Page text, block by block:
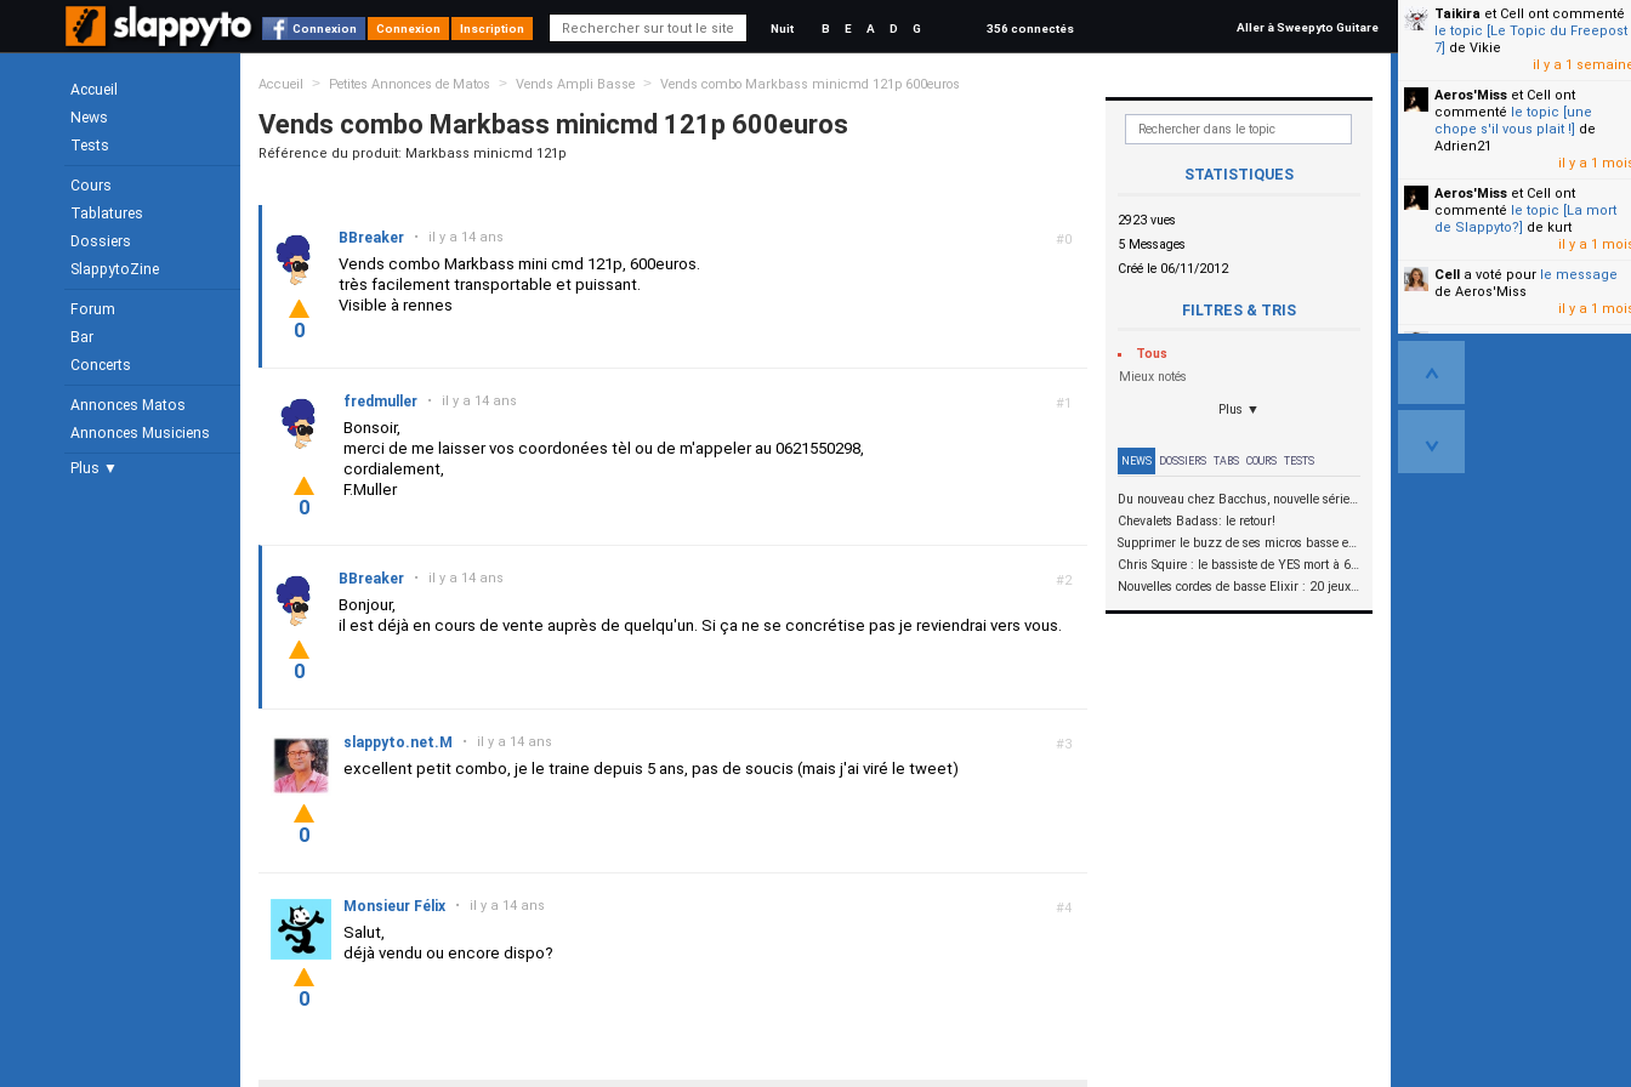
Connexion Connexion Inscription Nuit B E A D G 356 connectés Aller à Sweepyto Guitare
Accueil
News
Tests
Cours
Tablatures
Dossiers
SlappytoZine
Forum
Bar
Concerts
Annonces Matos
Annonces Musiciens
Plus ▼
Accueil > Petites Annonces de Matos > Vends Ampli Basse > Vends combo Markbass minicmd 121p 600euros
Vends combo Markbass minicmd 121p 600euros
Référence du produit: Markbass minicmd 121p
STATISTIQUES
2923 vues
5 Messages
Créé le 06/11/2012
FILTRES & TRIS
Tous
Mieux notés
Plus ▼
NEWS DOSSIERS TABS COURS TESTS
Du nouveau chez Bacchus, nouvelle série SCD
Chevalets Badass: le retour!
Supprimer le buzz de ses micros basse en reliant les aimants à la masse
Chris Squire : le bassiste de YES mort à 67 ans
Nouvelles cordes de basse Elixir : 20 jeux à tester !
#0
BBreaker • il y a 14 ans
Vends combo Markbass mini cmd 121p, 600euros.
très facilement transportable et puissant.
Visible à rennes
0
#1
fredmuller • il y a 14 ans
Bonsoir,
merci de me laisser vos coordonées tèl ou de m'appeler au 0621550298,
cordialement,
F.Muller
0
#2
BBreaker • il y a 14 ans
Bonjour,
il est déjà en cours de vente auprès de quelqu'un. Si ça ne se concrétise pas je reviendrai vers vous.
0
#3
slappyto.net.M • il y a 14 ans
excellent petit combo, je le traine depuis 5 ans, pas de soucis (mais j'ai viré le tweet)
0
#4
Monsieur Félix • il y a 14 ans
Salut,
déjà vendu ou encore dispo?
0
Taikira et Cell ont commenté
le topic [Le Topic du Freepost
7] de Vikie
il y a 1
Aeros'Miss et Cell ont
commenté le topic [une
chope s'il vous plait !] de
Adrien21
il y a 1
Aeros'Miss et Cell ont
commenté le topic [La mort
de Slappyto?] de kurt
il y a 1
Cell a voté pour le message
de Aeros'Miss
il y a 1
Cella voté pourle message